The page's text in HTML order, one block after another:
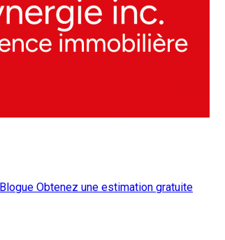
Blogue Obtenez une estimation gratuite